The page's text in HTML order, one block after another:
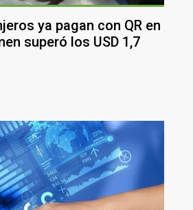
ya pagan con QR en
superó los USD 1,7